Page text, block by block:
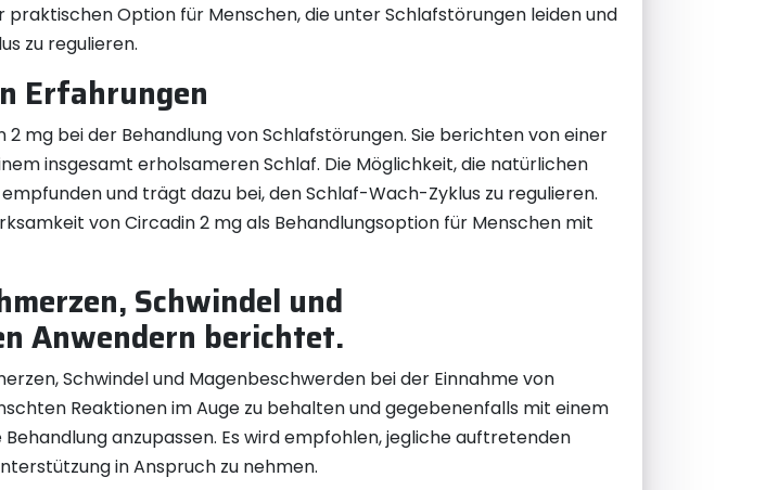
Option für Menschen, die unter Schlafstörungen leiden und
zu regulieren.
Erfahrungen
mg bei der Behandlung von Schlafstörungen. Sie berichten von einer
insgesamt erholsameren Schlaf. Die Möglichkeit, die natürlichen
und trägt dazu bei, den Schlaf-Wach-Zyklus zu regulieren.
von Circadin 2 mg als Behandlungsoption für Menschen mit
Schwindel und
Anwendern berichtet.
Schwindel und Magenbeschwerden bei der Einnahme von
Reaktionen im Auge zu behalten und gegebenenfalls mit einem
anzupassen. Es wird empfohlen, jegliche auftretenden
in Anspruch zu nehmen.